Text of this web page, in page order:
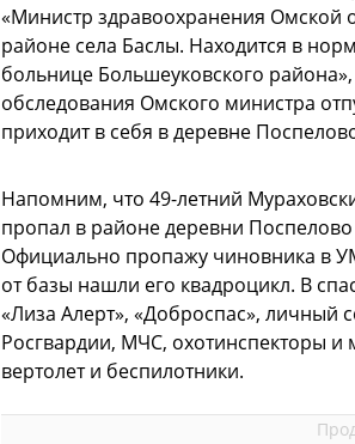
«Министр здравоохранения Омской
районе села Баслы. Находится в
больнице Большеуковского
обследования Омского министра
приходит в себя в деревне
Напомним, что 49-летний
пропал в районе деревни
Официально пропажу чиновника в
от базы нашли его квадроцикл. В
«Лиза Алерт», «Доброспас», личный
Росгвардии, МЧС, охотинспекторы и
вертолет и беспилотники.